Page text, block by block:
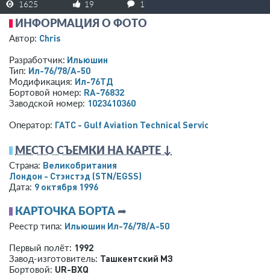
1625 19 1
ИНФОРМАЦИЯ О ФОТО
Автор: Chris
Разработчик: Ильюшин
Тип: Ил-76/78/А-50
Модификация: Ил-76ТД
Бортовой номер: RA-76832
Заводской номер: 1023410360
Оператор: ГАТС - Gulf Aviation Technical Services
МЕСТО СЪЕМКИ НА КАРТЕ ↓
Страна: Великобритания
Лондон - Стэнстэд (STN/EGSS)
Дата: 9 октября 1996
КАРТОЧКА БОРТА ➦
Реестр типа: Ильюшин Ил-76/78/А-50
Первый полёт: 1992
Завод-изготовитель: Ташкентский МЗ
Бортовой: UR-BXQ